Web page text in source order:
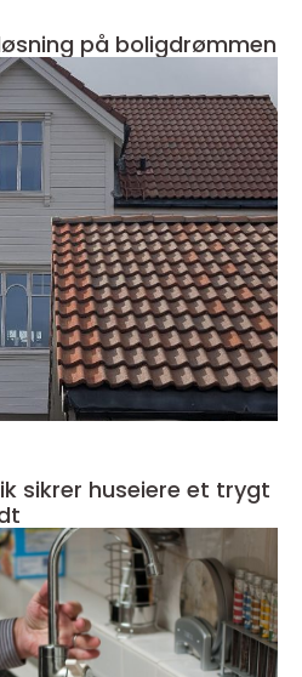
på boligdrømmen